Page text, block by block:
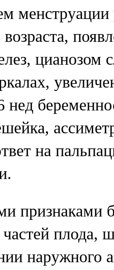
цианозом
нед
на
признаками
плода,
наружного